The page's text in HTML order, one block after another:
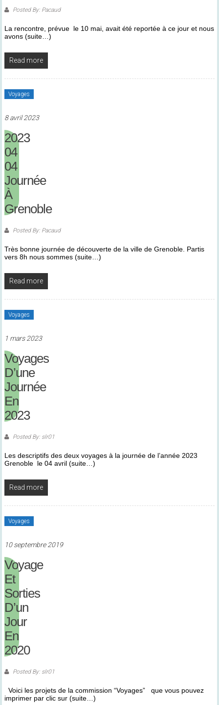
Posted By: Pacaud
La rencontre, prévue le 10 mai, avait été reportée à ce jour et nous
avons (suite…)
Read more
Voyages
8 avril 2023
2023
04
04
Journée
À
Grenoble
Posted By: Pacaud
Très bonne journée de découverte de la ville de Grenoble. Partis
vers 8h nous sommes (suite…)
Read more
Voyages
1 mars 2023
Voyages
D’une
Journée
En
2023
Posted By: slr01
Les descriptifs des deux voyages à la journée de l’année 2023
Grenoble le 04 avril (suite…)
Read more
Voyages
10 septembre 2019
Voyage
Et
Sorties
D’un
Jour
En
2020
Posted By: slr01
Voici les projets de la commission “Voyages” que vous pouvez
imprimer par clic sur (suite…)